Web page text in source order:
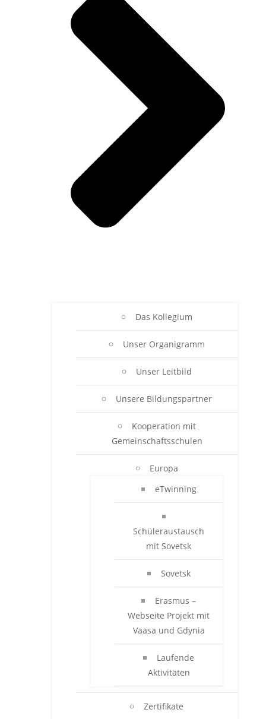
Das Kollegium
Unser Organigramm
Unser Leitbild
Unsere Bildungspartner
Kooperation mit
Gemeinschaftsschulen
Europa
eTwinning
Schüleraustausch
mit Sovetsk
Sovetsk
Erasmus –
Webseite Projekt mit
Vaasa und Gdynia
Laufende
Aktivitäten
Zertifikate